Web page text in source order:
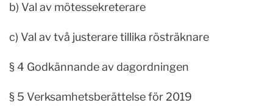
b) Val av mötessekreterare
c) Val av två justerare tillika rösträknare
§ 4 Godkännande av dagordningen
§ 5 Verksamhetsberättelse för 2019